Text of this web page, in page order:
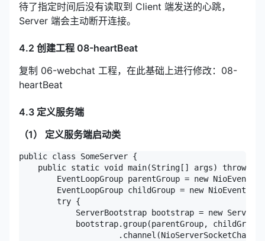
待了指定时间后没有读取到 Client 端发送的心跳，
Server 端会主动断开连接。
4.2 创建工程 08-heartBeat
复制 06-webchat 工程，在此基础上进行修改：08-
heartBeat
4.3 定义服务端
（1） 定义服务端启动类
public class SomeServer {
public static void main(String[] args) throws
EventLoopGroup parentGroup = new
EventLoopGroup childGroup = new
        try {
ServerBootstrap bootstrap = new
            bootstrap.group(parentGroup, childGroup)